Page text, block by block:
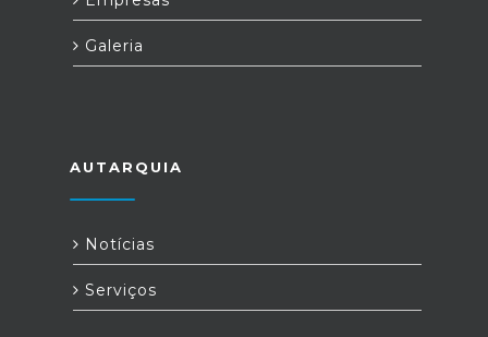
Galeria
AUTARQUIA
Notícias
Serviços